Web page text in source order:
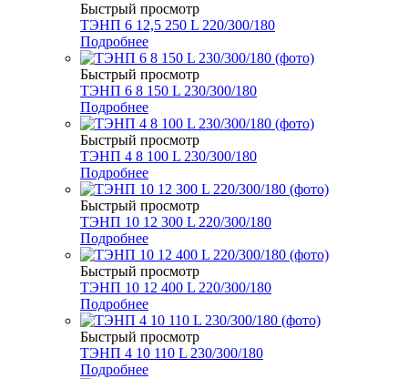
Быстрый просмотр
ТЭНП 6 12,5 250 L 220/300/180
Подробнее
Быстрый просмотр
ТЭНП 6 8 150 L 230/300/180
Подробнее
Быстрый просмотр
ТЭНП 4 8 100 L 230/300/180
Подробнее
Быстрый просмотр
ТЭНП 10 12 300 L 220/300/180
Подробнее
Быстрый просмотр
ТЭНП 10 12 400 L 220/300/180
Подробнее
Быстрый просмотр
ТЭНП 4 10 110 L 230/300/180
Подробнее